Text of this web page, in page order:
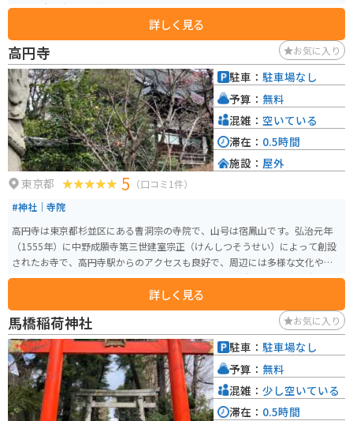
件が戦略に大きな影響を与えることから、予報の適中を祈願する場として設
れており、特に晴天を願う「晴守り」などのお守りが人気です。歴史的背景
とユニークな祭神の存在で、大事な日の晴れを願って、毎日のように日本各
地から参拝者が訪れます。
詳しく見る
高円寺 お気に入り
東京都 5 （口コミ1件）
#神社｜寺院
高円寺は東京都杉並区にある曹洞宗の寺院で、山号は宿鳳山です。弘治元年
（1555年）に中野成願寺第三世建室宗正（けんしつそうせい）によって創設
されたお寺で、高円寺駅からのアクセスも良好で、周辺には多様な文化や歴
史が息づいており、都会の喧騒を忘れさせるような場所です。 「高円寺」の
地名はこのお寺に由来しています。かつてこの地の周辺には多数の桃の木が
あったことから『桃園』と称されていました。たびたび火災に見舞われ、現
在の本堂は1954年に再建されたものです。この地域はサブカルチャーの中心
地としても知られていますが、高円寺のような歴史ある寺院が存在すること
で、新旧の文化が融合したユニークな魅力を持っています。
詳しく見る
駐車： 駐車場なし
予算： 無料
混雑： 空いている
滞在： 0.5時間
施設： 屋外
馬橋稲荷神社 お気に入り
駐車： 駐車場なし
予算： 無料
混雑： 少し空いている
滞在： 0.5時間